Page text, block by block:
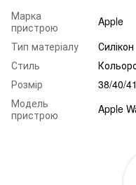
Марка
пристрою
Apple
Тип матеріалу
Силікон
Стиль
Розмір
38/40/
Модель
пристрою
Apple